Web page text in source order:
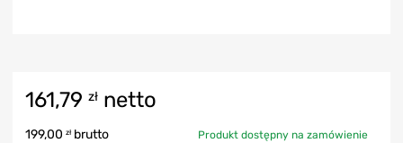
161,79 zł netto
199,00 zł brutto Produkt dostępny na zamówienie